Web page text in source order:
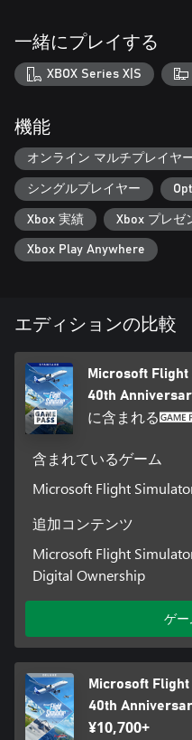
一緒にプレイする
XBOX Series X|S
機能
オンライン マルチプレイヤ
シングルプレイヤー
Xbox 実績 Xbox プレゼ
Xbox Play Anywhere
エディションの比較
Microsoft
40th
に含まれる
含まれているゲーム
Microsoft Flight
追加コンテンツ
Microsoft Flight
Digital Ownership
ゲ
Microsoft
40th
¥10,700+